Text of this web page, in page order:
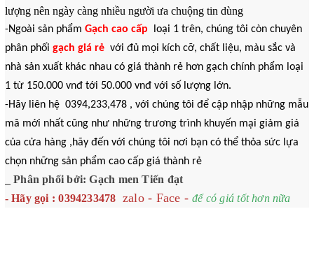
lượng nên ngày càng nhiều người ưa chuộng tin dùng
-Ngoài sản phẩm Gạch cao cấp
loại 1 trên, chúng tôi còn chuyên
phân phối gạch giá rẻ với đủ mọi kích cỡ, chất liệu, màu sắc và
nhà sản xuất khác nhau có giá thành rẻ hơn gạch chính phẩm loại
1 từ 150.000 vnđ tới 50.000 vnđ với số lượng lớn.
-Hãy liên hệ 0394,233,478 , với chúng tôi để cập nhập những mẫu
mã mới nhất cũng như những trương trình khuyến mại giảm giá
của cửa hàng ,hãy đến với chúng tôi nơi bạn có thể thỏa sức lựa
chọn những sản phẩm cao cấp giá thành rẻ
_ Phân phối bởi: Gạch men Tiến đạt
- Hãy gọi : 0394233478 zalo - Face -để có giá tốt hơn nữa